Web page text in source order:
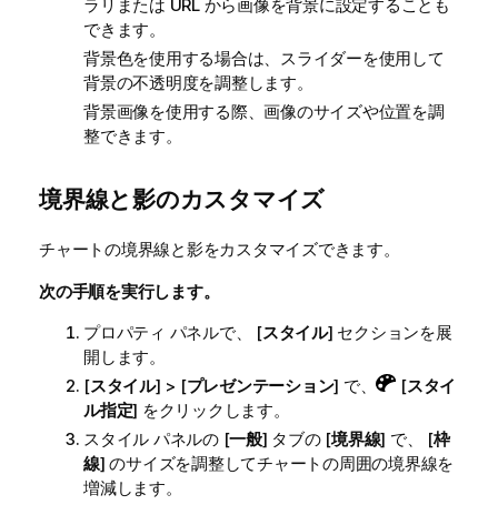
ラリまたは URL から画像を背景に設定することも
できます。
背景色を使用する場合は、スライダーを使用して
背景の不透明度を調整します。
背景画像を使用する際、画像のサイズや位置を調
整できます。
境界線と影のカスタマイズ
チャートの境界線と影をカスタマイズできます。
次の手順を実行します。
プロパティ パネルで、 [スタイル] セクションを展
開します。
[スタイル] > [プレゼンテーション] で、 [スタイ
ル指定] をクリックします。
スタイル パネルの [一般] タブの [境界線] で、 [枠
線] のサイズを調整してチャートの周囲の境界線を
増減します。